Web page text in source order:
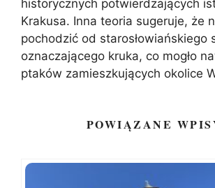
historycznych potwierdzających
Krakusa. Inna teoria sugeruje, że
pochodzić od starosłowiańskiego
oznaczającego kruka, co mogło
ptaków zamieszkujących okolice
POWIĄZANE